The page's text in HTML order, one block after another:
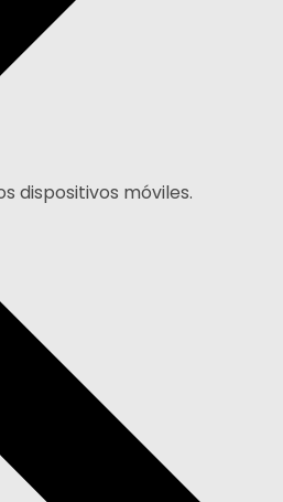
dispositivos móviles.